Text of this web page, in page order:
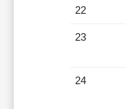
22
23
24